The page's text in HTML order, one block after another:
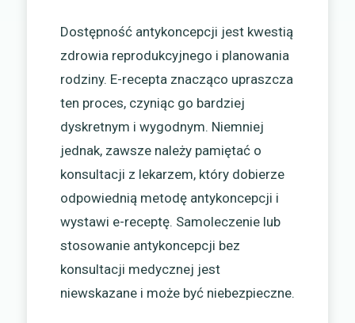
Dostępność antykoncepcji jest kwestią
zdrowia reprodukcyjnego i planowania
rodziny. E-recepta znacząco upraszcza
ten proces, czyniąc go bardziej
dyskretnym i wygodnym. Niemniej
jednak, zawsze należy pamiętać o
konsultacji z lekarzem, który dobierze
odpowiednią metodę antykoncepcji i
wystawi e-receptę. Samoleczenie lub
stosowanie antykoncepcji bez
konsultacji medycznej jest
niewskazane i może być niebezpieczne.